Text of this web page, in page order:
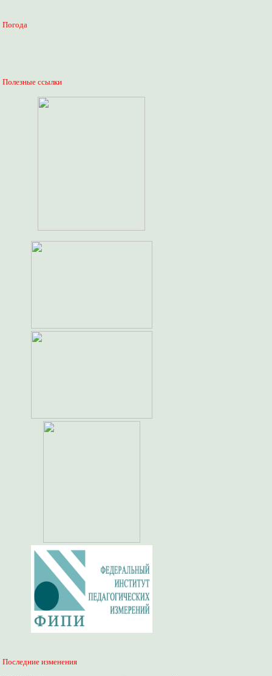
Погода
Полезные ссылки
Последние изменения